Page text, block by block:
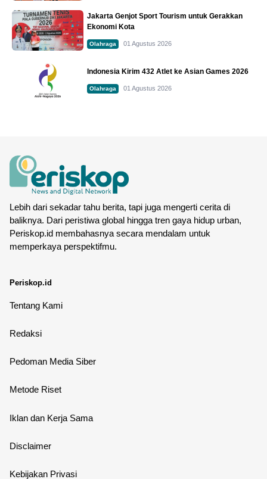
Jakarta Genjot Sport Tourism untuk Gerakkan
Ekonomi Kota
Olahraga 01 Agustus 2026
Indonesia Kirim 432 Atlet ke Asian Games 2026
Olahraga 01 Agustus 2026
Lebih dari sekadar tahu berita, tapi juga mengerti cerita di
baliknya. Dari peristiwa global hingga tren gaya hidup urban,
Periskop.id membahasnya secara mendalam untuk
memperkaya perspektifmu.
Periskop.id
Tentang Kami
Redaksi
Pedoman Media Siber
Metode Riset
Iklan dan Kerja Sama
Disclaimer
Kebijakan Privasi